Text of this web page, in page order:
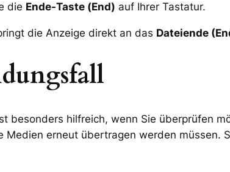
die Ende-Taste (End) auf Ihrer Tastatur.
die Anzeige direkt an das Dateiende
besonders hilfreich, wenn Sie überprüfen
Medien erneut übertragen werden müssen.